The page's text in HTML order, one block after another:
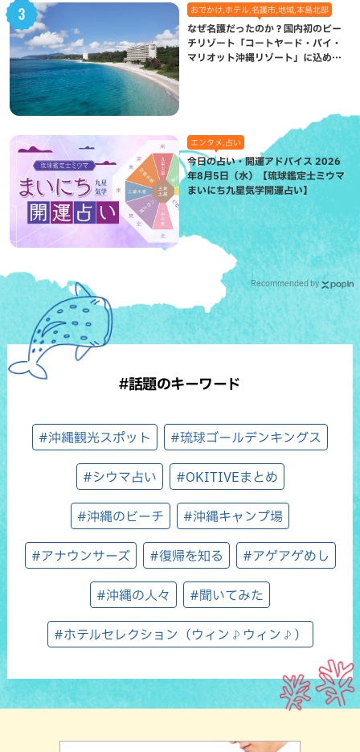
おでかけ,ホテル,名護市,地域,本島北部
なぜ名護だったのか？国内初のビー
チリゾート「コートヤード・バイ・
マリオット沖縄リゾート」に込めら
エンタメ,占い
今日の占い・開運アドバイス 2026
年8月5日（水）【琉球鑑定士ミウマ
まいにち九星気学開運占い】
Recommended by
#話題のキーワード
#沖縄観光スポット #琉球ゴールデンキングス
#シウマ占い #OKITIVEまとめ
#沖縄のビーチ #沖縄キャンプ場
#アナウンサーズ #復帰を知る #アゲアゲめし
#沖縄の人々 #聞いてみた
#ホテルセレクション（ウィン♪ウィン♪）